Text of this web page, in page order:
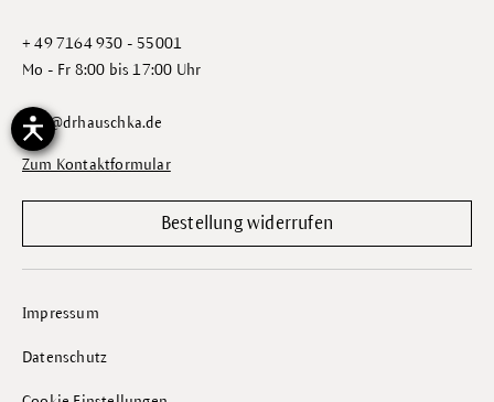
+ 49 7164 930 - 55001
Mo - Fr 8:00 bis 17:00 Uhr
info@drhauschka.de
Zum Kontaktformular
Bestellung widerrufen
Impressum
Datenschutz